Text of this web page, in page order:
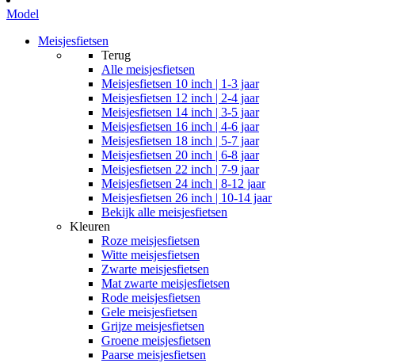
Model
Meisjesfietsen
Terug
Alle meisjesfietsen
Meisjesfietsen 10 inch | 1-3 jaar
Meisjesfietsen 12 inch | 2-4 jaar
Meisjesfietsen 14 inch | 3-5 jaar
Meisjesfietsen 16 inch | 4-6 jaar
Meisjesfietsen 18 inch | 5-7 jaar
Meisjesfietsen 20 inch | 6-8 jaar
Meisjesfietsen 22 inch | 7-9 jaar
Meisjesfietsen 24 inch | 8-12 jaar
Meisjesfietsen 26 inch | 10-14 jaar
Bekijk alle meisjesfietsen
Kleuren
Roze meisjesfietsen
Witte meisjesfietsen
Zwarte meisjesfietsen
Mat zwarte meisjesfietsen
Rode meisjesfietsen
Gele meisjesfietsen
Grijze meisjesfietsen
Groene meisjesfietsen
Paarse meisjesfietsen